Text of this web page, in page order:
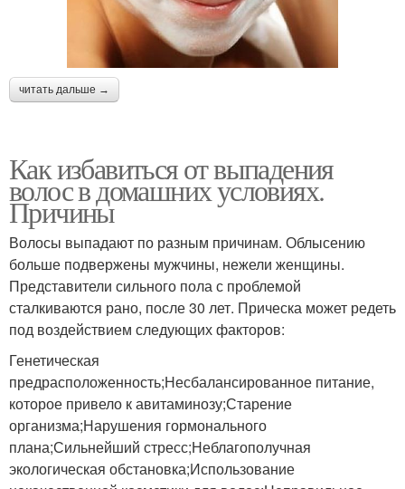
читать дальше →
Как избавиться от выпадения
волос в домашних условиях.
Причины
Волосы выпадают по разным причинам. Облысению
больше подвержены мужчины, нежели женщины.
Представители сильного пола с проблемой
сталкиваются рано, после 30 лет. Прическа может редеть
под воздействием следующих факторов:
Генетическая
предрасположенность;Несбалансированное питание,
которое привело к авитаминозу;Старение
организма;Нарушения гормонального
плана;Сильнейший стресс;Неблагополучная
экологическая обстановка;Использование